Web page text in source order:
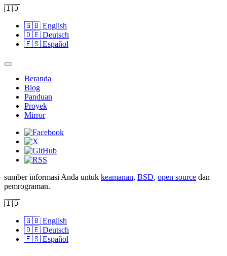
🇮🇩
🇬🇧 English
🇩🇪 Deutsch
🇪🇸 Español
Beranda
Blog
Panduan
Proyek
Mirror
sumber informasi Anda untuk keamanan, BSD, open source dan
pemrograman.
🇮🇩
🇬🇧 English
🇩🇪 Deutsch
🇪🇸 Español